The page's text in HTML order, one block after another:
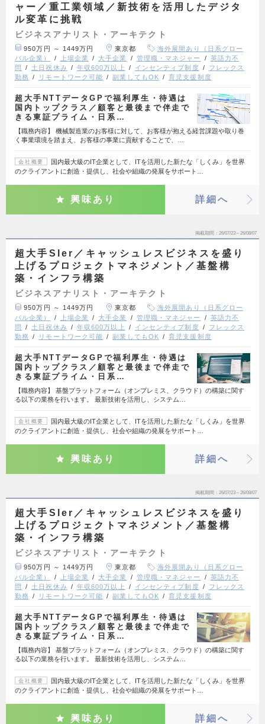
ャー／重工業領域／新技術を活用したデジタ
ル変革に挑戦
ビジネスアナリスト・アーキテクト
950万円 ～ 1449万円 東京都
海外展開あり（日系グロー
バル企業）
上場企業 大手企業 管理職・マネジャー
英語力不
問
土日祝休み 年収600万以上 インセンティブ制度
フレックス
勤務
リモートワーク可能 副業してもOK 育児支援制度
超大手NTTデータGPで福利厚生・待遇は
国内トップクラス／顧客と最後まで伴走で
きる東証プライム・日系…
【職務内容】 機械製造業のお客様に対して、お客様が抱える経営課題や取り巻
く事業環境を踏まえ、お客様の事業に貢献することで、…
会社概要
国内最大級のIT企業として、ITを活用した新たな「しくみ」を世界
のクライアントに創造・提供し、社会や組織の発展をサポート…
興味あり 詳細へ
掲載期間 26/07/23～26/08/07
超大手SIer／キャッシュレスビジネスを盛り
上げるプロジェクトマネジメント／基盤構
築・インフラ構築
ビジネスアナリスト・アーキテクト
950万円 ～ 1449万円 東京都
海外展開あり（日系グロー
バル企業）
上場企業 大手企業 管理職・マネジャー
英語力不
問
土日祝休み 年収600万以上 インセンティブ制度
フレックス
勤務
リモートワーク可能 副業してもOK 育児支援制度
超大手NTTデータGPで福利厚生・待遇は
国内トップクラス／顧客と最後まで伴走で
きる東証プライム・日系…
【職務内容】 基盤プラットフォーム（オンプレミス、クラウド）の構築に関す
る以下の業務を行います。 最新技術を活用し、システム…
会社概要
国内最大級のIT企業として、ITを活用した新たな「しくみ」を世界
のクライアントに創造・提供し、社会や組織の発展をサポート…
興味あり 詳細へ
掲載期間 26/07/23～26/08/07
超大手SIer／キャッシュレスビジネスを盛り
上げるプロジェクトマネジメント／基盤構
築・インフラ構築
ビジネスアナリスト・アーキテクト
950万円 ～ 1449万円 東京都
海外展開あり（日系グロー
バル企業）
上場企業 大手企業 管理職・マネジャー
英語力不
問
土日祝休み 年収600万以上 インセンティブ制度
フレックス
勤務
リモートワーク可能 副業してもOK 育児支援制度
超大手NTTデータGPで福利厚生・待遇は
国内トップクラス／顧客と最後まで伴走で
きる東証プライム・日系…
【職務内容】 基盤プラットフォーム（オンプレミス、クラウド）の構築に関す
る以下の業務を行います。 最新技術を活用し、システム…
会社概要
国内最大級のIT企業として、ITを活用した新たな「しくみ」を世界
のクライアントに創造・提供し、社会や組織の発展をサポート…
興味あり 詳細へ